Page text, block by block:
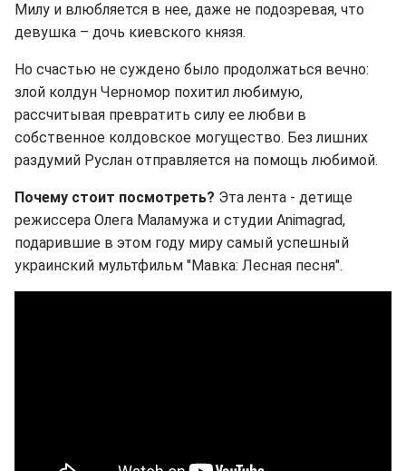
Милу и влюбляется в нее, даже не подозревая, что
девушка – дочь киевского князя.
Но счастью не суждено было продолжаться вечно:
злой колдун Черномор похитил любимую,
рассчитывая превратить силу ее любви в
собственное колдовское могущество. Без лишних
раздумий Руслан отправляется на помощь любимой.
Почему стоит посмотреть? Эта лента - детище
режиссера Олега Маламужа и студии Animagrad,
подарившие в этом году миру самый успешный
украинский мультфильм "Мавка: Лесная песня".